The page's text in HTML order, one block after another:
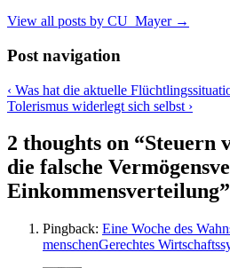
View all posts by CU_Mayer →
Post navigation
‹ Was hat die aktuelle
Tolerismus widerlegt sich selbst ›
2 thoughts on “Steuern
die falsche
Einkommensverteilung”
Pingback: Eine Woche des
menschenGerechtes